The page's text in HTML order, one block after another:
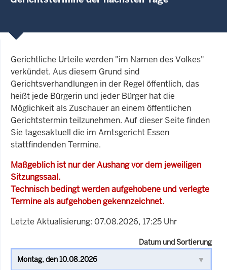
Gerichtliche Urteile werden "im Namen des Volkes"
verkündet. Aus diesem Grund sind
Gerichtsverhandlungen in der Regel öffentlich, das
heißt jede Bürgerin und jeder Bürger hat die
Möglichkeit als Zuschauer an einem öffentlichen
Gerichtstermin teilzunehmen. Auf dieser Seite finden
Sie tagesaktuell die im Amtsgericht Essen
stattfindenden Termine.
Maßgeblich ist nur der Aushang vor dem jeweiligen
Sitzungssaal.
Technisch bedingt werden aufgehobene und verlegte
Termine als aufgehoben gekennzeichnet.
Letzte Aktualisierung: 07.08.2026, 17:25 Uhr
Datum und Sortierung